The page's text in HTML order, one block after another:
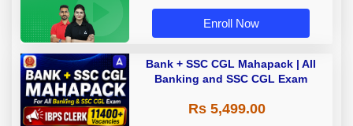
Enroll Now
Bank + SSC CGL Mahapack | All
Banking and SSC CGL Exam
Rs 5,499.00